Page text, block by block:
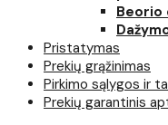
Beorio
Pristatymas
Prekių grąžinimas
Pirkimo sąlygos ir
Prekių garantinis